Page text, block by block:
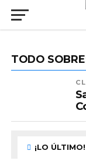
TODO
¡LO ÚLTIMO!